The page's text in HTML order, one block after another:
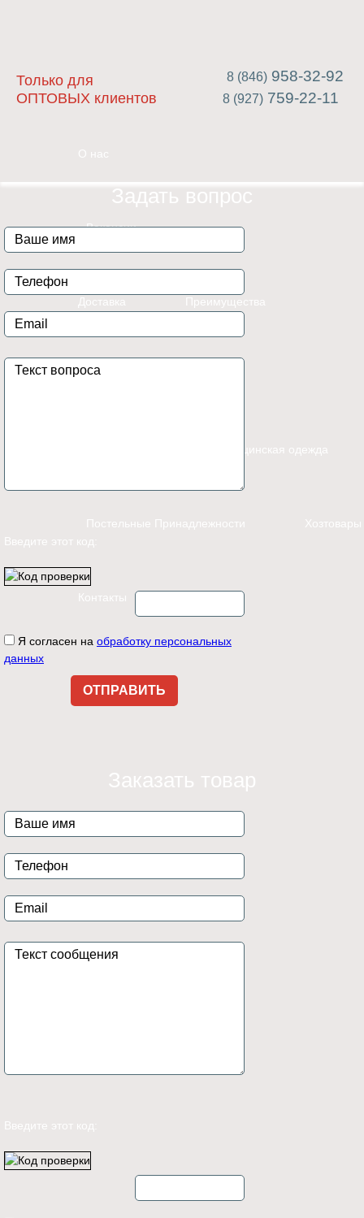
Только для
ОПТОВЫХ клиентов
8 (846) 958-32-92
8 (927) 759-22-11
О нас
Вакансии
Доставка Преимущества
Каталог
Медицинская одежда
Постельные Принадлежности Хозтовары
Контакты
Задать вопрос
Введите этот код:
Я согласен на обработку персональных
данных
Заказать товар
Введите этот код: